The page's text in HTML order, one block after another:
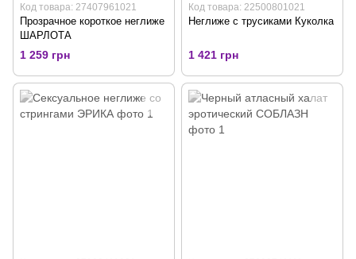
Код товара: 27407961021
Прозрачное короткое неглиже
ШАРЛОТА
1 259 грн
Код товара: 22500801021
Неглиже с трусиками Куколка
1 421 грн